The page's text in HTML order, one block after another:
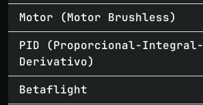
Motor (Motor Brushless)
PID (Proporcional-Integral-
Derivativo)
Betaflight